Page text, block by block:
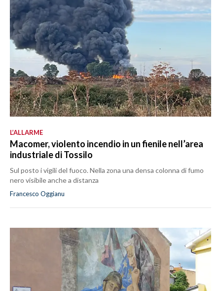
L’ALLARME
Macomer, violento incendio in un fienile nell’area
industriale di Tossilo
Sul posto i vigili del fuoco. Nella zona una densa colonna di fumo
nero visibile anche a distanza
Francesco Oggianu